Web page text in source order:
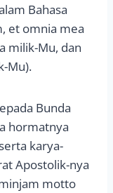
Bahasa
et omnia mea
milik-Mu, dan
Mu).
Bunda
hormatnya
karya-
Apostolik-nya
motto